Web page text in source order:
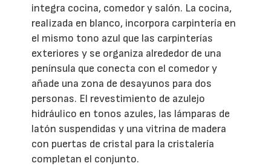
integra cocina, comedor y salón. La cocina,
realizada en blanco, incorpora carpintería en
el mismo tono azul que las carpinterías
exteriores y se organiza alrededor de una
península que conecta con el comedor y
añade una zona de desayunos para dos
personas. El revestimiento de azulejo
hidráulico en tonos azules, las lámparas de
latón suspendidas y una vitrina de madera
con puertas de cristal para la cristalería
completan el conjunto.